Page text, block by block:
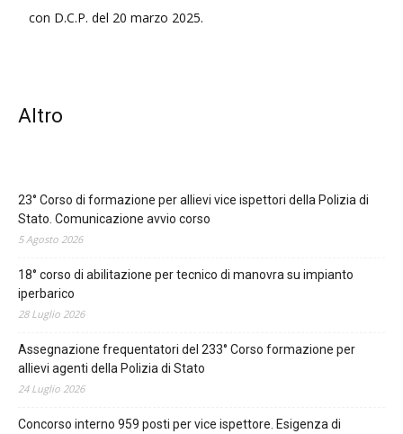
con D.C.P. del 20 marzo 2025.
Altro
23° Corso di formazione per allievi vice ispettori della Polizia di
Stato. Comunicazione avvio corso
5 Agosto 2026
18° corso di abilitazione per tecnico di manovra su impianto
iperbarico
28 Luglio 2026
Assegnazione frequentatori del 233° Corso formazione per
allievi agenti della Polizia di Stato
24 Luglio 2026
Concorso interno 959 posti per vice ispettore. Esigenza di